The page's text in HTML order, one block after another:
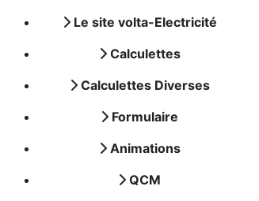
Le site volta-Electricité
Calculettes
Calculettes Diverses
Formulaire
Animations
QCM